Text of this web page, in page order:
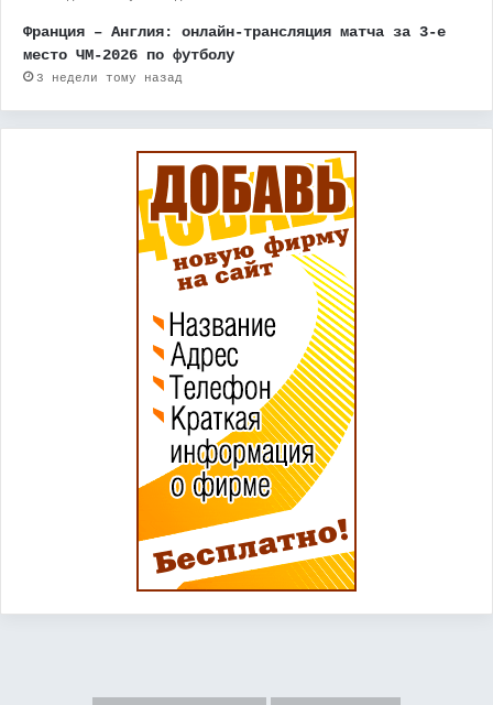
Франция – Англия: онлайн-трансляция матча за 3-е
место ЧМ-2026 по футболу
3 недели тому назад